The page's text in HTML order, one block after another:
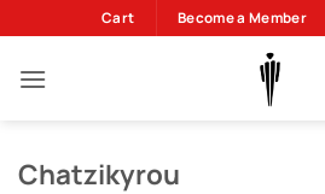
στο
περιεχόμενο
Cart Become a Member
Chatzikyrou